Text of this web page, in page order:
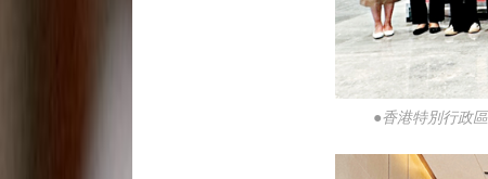
●香港特別行政